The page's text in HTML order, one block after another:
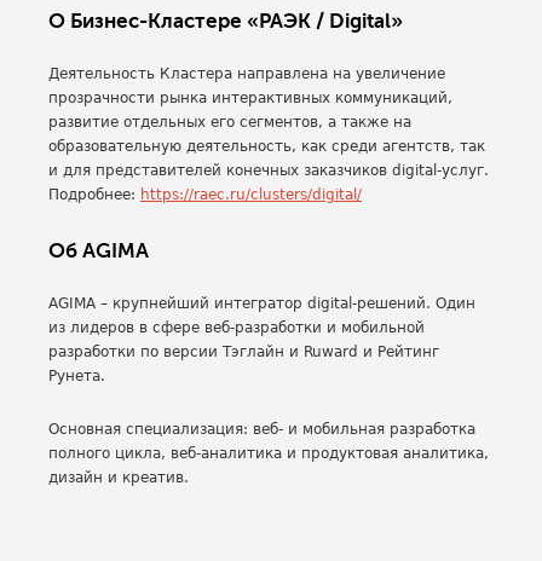
О Бизнес-Кластере «РАЭК / Digital»
Деятельность Кластера направлена на увеличение
прозрачности рынка интерактивных коммуникаций,
развитие отдельных его сегментов, а также на
образовательную деятельность, как среди агентств, так
и для представителей конечных заказчиков digital-услуг.
Подробнее: https://raec.ru/clusters/digital/
Об AGIMA
AGIMA – крупнейший интегратор digital-решений. Один
из лидеров в сфере веб-разработки и мобильной
разработки по версии Тэглайн и Ruward и Рейтинг
Рунета.
Основная специализация: веб- и мобильная разработка
полного цикла, веб-аналитика и продуктовая аналитика,
дизайн и креатив.